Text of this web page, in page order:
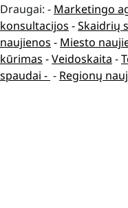
Draugai: - Marketingo
konsultacijos -Skaidrių
naujienos - Miesto
kūrimas -Veidoskaita -
spaudai - - Regionų